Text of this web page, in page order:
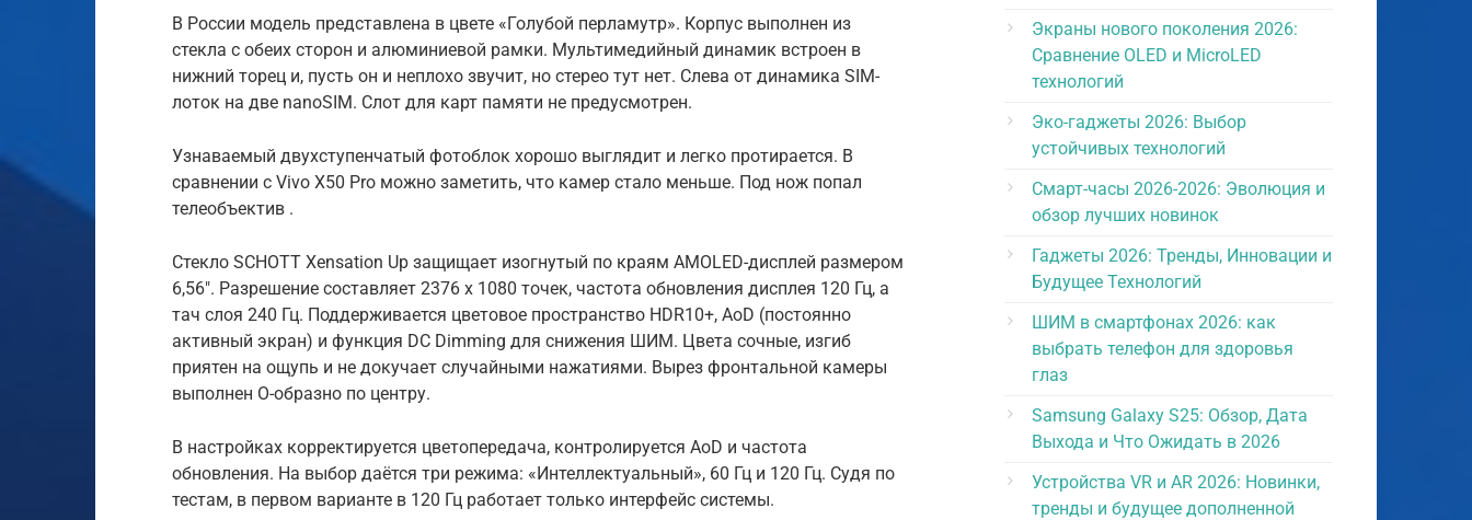
В России модель представлена в цвете «Голубой перламутр». Корпус выполнен из
стекла с обеих сторон и алюминиевой рамки. Мультимедийный динамик встроен в
нижний торец и, пусть он и неплохо звучит, но стерео тут нет. Слева от динамика SIM-
лоток на две nanoSIM. Слот для карт памяти не предусмотрен.
Узнаваемый двухступенчатый фотоблок хорошо выглядит и легко протирается. В
сравнении с Vivo X50 Pro можно заметить, что камер стало меньше. Под нож попал
телеобъектив .
Стекло SCHOTT Xensation Up защищает изогнутый по краям AMOLED-дисплей размером
6,56″. Разрешение составляет 2376 x 1080 точек, частота обновления дисплея 120 Гц, а
тач слоя 240 Гц. Поддерживается цветовое пространство HDR10+, AoD (постоянно
активный экран) и функция DC Dimming для снижения ШИМ. Цвета сочные, изгиб
приятен на ощупь и не докучает случайными нажатиями. Вырез фронтальной камеры
выполнен О-образно по центру.
В настройках корректируется цветопередача, контролируется AoD и частота
обновления. На выбор даётся три режима: «Интеллектуальный», 60 Гц и 120 Гц. Судя по
тестам, в первом варианте в 120 Гц работает только интерфейс системы.
Экраны нового поколения 2026:
Сравнение OLED и MicroLED
технологий
Эко-гаджеты 2026: Выбор
устойчивых технологий
Смарт-часы 2026-2026: Эволюция и
обзор лучших новинок
Гаджеты 2026: Тренды, Инновации и
Будущее Технологий
ШИМ в смартфонах 2026: как
выбрать телефон для здоровья
глаз
Samsung Galaxy S25: Обзор, Дата
Выхода и Что Ожидать в 2026
Устройства VR и AR 2026: Новинки,
тренды и будущее дополненной